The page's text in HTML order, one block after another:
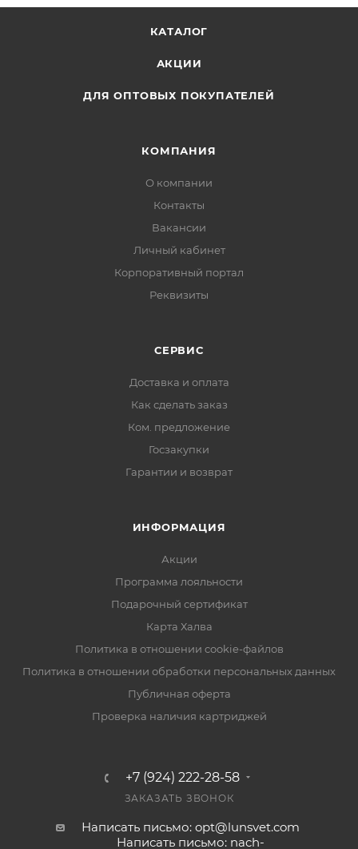
КАТАЛОГ
АКЦИИ
ДЛЯ ОПТОВЫХ ПОКУПАТЕЛЕЙ
КОМПАНИЯ
О компании
Контакты
Вакансии
Личный кабинет
Корпоративный портал
Реквизиты
СЕРВИС
Доставка и оплата
Как сделать заказ
Ком. предложение
Госзакупки
Гарантии и возврат
ИНФОРМАЦИЯ
Акции
Программа лояльности
Подарочный сертификат
Карта Халва
Политика в отношении cookie-файлов
Политика в отношении обработки персональных данных
Публичная оферта
Проверка наличия картриджей
+7 (924) 222-28-58
ЗАКАЗАТЬ ЗВОНОК
Написать письмо: opt@lunsvet.com
Написать письмо: nach-